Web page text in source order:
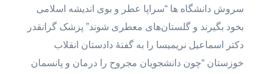
سروش دانشگاه ها “سراپا عطر و بوی اندیشه اسلامی
بخود بگیرند و گلستان‌های معطری شوند” پزشک گرانقدر
دکتر اسماعیل نریمیسا را به گفتۀ دادستان انقلاب
خوزستان “چون دانشجویان مجروح را درمان و پانسمان